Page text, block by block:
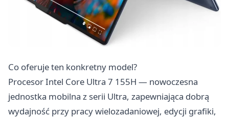
Co oferuje ten konkretny model?
Procesor Intel Core Ultra 7 155H — nowoczesna
jednostka mobilna z serii Ultra, zapewniająca dobrą
wydajność przy pracy wielozadaniowej, edycji grafiki,